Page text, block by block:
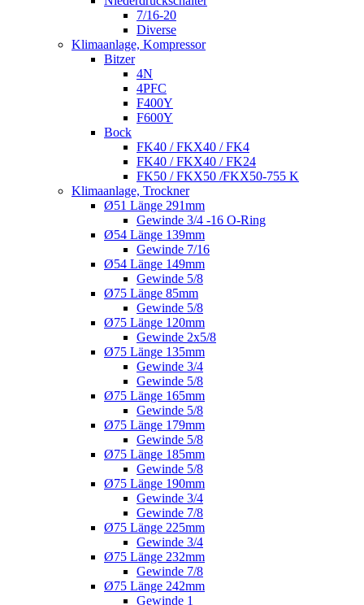
7/16-20
Diverse
Klimaanlage, Kompressor
Bitzer
4N
4PFC
F400Y
F600Y
Bock
FK40 / FKX40 / FK4
FK40 / FKX40 / FK24
FK50 / FKX50 /FKX50-755 K
Klimaanlage, Trockner
Ø51 Länge 291mm
Gewinde 3/4 -16 O-Ring
Ø54 Länge 139mm
Gewinde 7/16
Ø54 Länge 149mm
Gewinde 5/8
Ø75 Länge 85mm
Gewinde 5/8
Ø75 Länge 120mm
Gewinde 2x5/8
Ø75 Länge 135mm
Gewinde 3/4
Gewinde 5/8
Ø75 Länge 165mm
Gewinde 5/8
Ø75 Länge 179mm
Gewinde 5/8
Ø75 Länge 185mm
Gewinde 5/8
Ø75 Länge 190mm
Gewinde 3/4
Gewinde 7/8
Ø75 Länge 225mm
Gewinde 3/4
Ø75 Länge 232mm
Gewinde 7/8
Ø75 Länge 242mm
Gewinde 1